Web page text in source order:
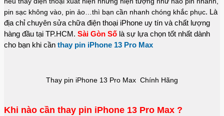
pin sạc không vào, pin ảo…thì bạn cần nhanh chóng khắc phục. Là
địa chỉ chuyên sửa chữa điện thoại iPhone uy tín và chất lượng
hàng đầu tại TP.HCM. Sài Gòn Số là sự lựa chọn tốt nhất dành
cho bạn khi cần thay pin iPhone 13 Pro Max
Thay pin iPhone 13 Pro Max Chính Hãng
Khi nào cần thay pin iPhone 13 Pro Max ?